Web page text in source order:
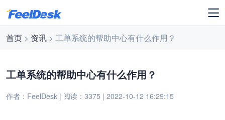
首页 > 资讯 > 工单系统的帮助中心有什么作用？
工单系统的帮助中心有什么作用？
作者：FeelDesk | 阅读：3375 | 2022-10-12 16:29:15